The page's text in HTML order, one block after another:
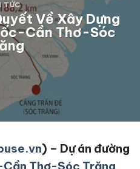
TỨC
Về Xây Dựng
Cần Thơ-Sóc
) – Dự án đường
Thơ-Sóc Trăng